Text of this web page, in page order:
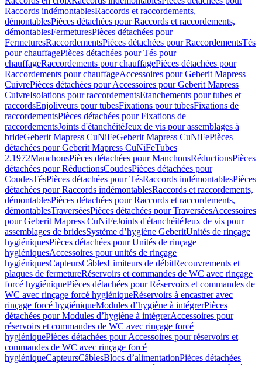
Raccords indémontablesRaccords et raccordements,
démontablesPièces détachées pour Raccords et raccordements,
démontablesFermeturesPièces détachées pour
FermeturesRaccordementsPièces détachées pour RaccordementsTés
pour chauffagePièces détachées pour Tés pour
chauffageRaccordements pour chauffagePièces détachées pour
Raccordements pour chauffageAccessoires pour Geberit Mapress
CuivrePièces détachées pour Accessoires pour Geberit Mapress
CuivreIsolations pour raccordementsEtanchements pour tubes et
raccordsEnjoliveurs pour tubesFixations pour tubesFixations de
raccordementsPièces détachées pour Fixations de
raccordementsJoints d'étanchéitéJeux de vis pour assemblages à
brideGeberit Mapress CuNiFeGeberit Mapress CuNiFePièces
détachées pour Geberit Mapress CuNiFeTubes
2.1972ManchonsPièces détachées pour ManchonsRéductionsPièces
détachées pour RéductionsCoudesPièces détachées pour
CoudesTésPièces détachées pour TésRaccords indémontablesPièces
détachées pour Raccords indémontablesRaccords et raccordements,
démontablesPièces détachées pour Raccords et raccordements,
démontablesTraverséesPièces détachées pour TraverséesAccessoires
pour Geberit Mapress CuNiFeJoints d'étanchéitéJeux de vis pour
assemblages de bridesSystème d’hygiène GeberitUnités de rinçage
hygiéniquesPièces détachées pour Unités de rinçage
hygiéniquesAccessoires pour unités de rinçage
hygiéniquesCapteursCâblesLimiteurs de débitRecouvrements et
plaques de fermetureRéservoirs et commandes de WC avec rinçage
forcé hygiéniquePièces détachées pour Réservoirs et commandes de
WC avec rinçage forcé hygiéniqueRéservoirs à encastrer avec
rinçage forcé hygiéniqueModules d’hygiène à intégrerPièces
détachées pour Modules d’hygiène à intégrerAccessoires pour
réservoirs et commandes de WC avec rinçage forcé
hygiéniquePièces détachées pour Accessoires pour réservoirs et
commandes de WC avec rinçage forcé
hygiéniqueCapteursCâblesBlocs d’alimentationPièces détachées